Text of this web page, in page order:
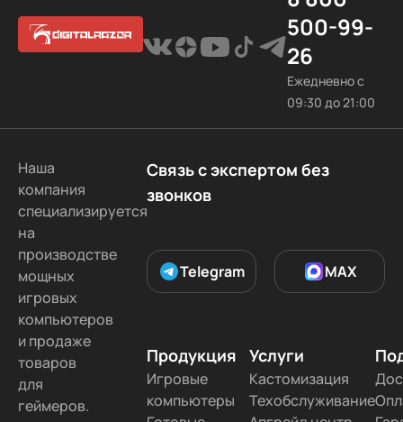
500-99-
26
Ежедневно с
09:30 до 21:00
Наша
компания
специализируется
на
производстве
мощных
игровых
компьютеров
и продаже
товаров
для
геймеров.
Связь с экспертом без
звонков
Telegram MAX
Продукция
Игровые
компьютеры
Услуги
Кастомизация
Техобслуживание